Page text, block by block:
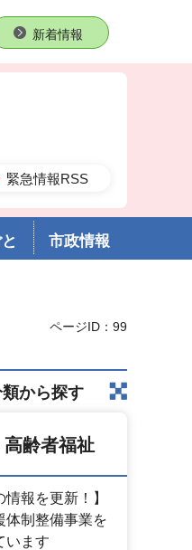
緊急情報RSS
で検索新着情報
市政情報
ページID：99
類から探す
高齢者福祉
情報を更新！】
体制整備事業を
います